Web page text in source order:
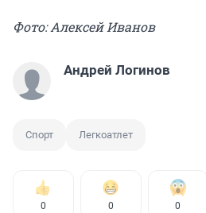
Фото: Алексей Иванов
Андрей Логинов
Спорт Легкоатлет
0 0 0